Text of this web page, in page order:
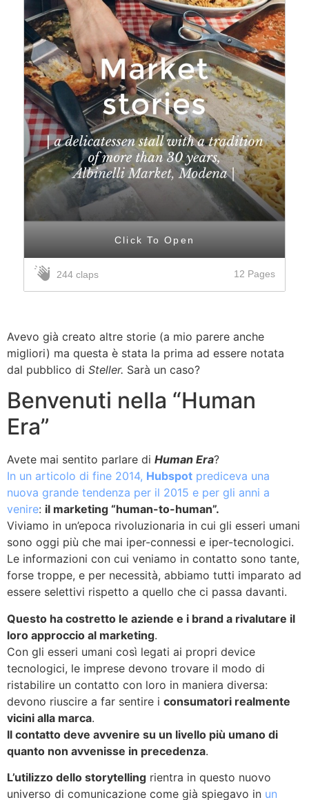
Click To Open
244 claps 12 Pages
Avevo già creato altre storie (a mio parere anche
migliori) ma questa è stata la prima ad essere notata
dal pubblico di Steller. Sarà un caso?
Benvenuti nella “Human
Era”
Avete mai sentito parlare di Human Era?
In un articolo di fine 2014, Hubspot prediceva una
nuova grande tendenza per il 2015 e per gli anni a
venire: il marketing “human-to-human”.
Viviamo in un’epoca rivoluzionaria in cui gli esseri umani
sono oggi più che mai iper-connessi e iper-tecnologici.
Le informazioni con cui veniamo in contatto sono tante,
forse troppe, e per necessità, abbiamo tutti imparato ad
essere selettivi rispetto a quello che ci passa davanti.
Questo ha costretto le aziende e i brand a rivalutare il
loro approccio al marketing.
Con gli esseri umani così legati ai propri device
tecnologici, le imprese devono trovare il modo di
ristabilire un contatto con loro in maniera diversa:
devono riuscire a far sentire i consumatori realmente
vicini alla marca.
Il contatto deve avvenire su un livello più umano di
quanto non avvenisse in precedenza.
L’utilizzo dello storytelling rientra in questo nuovo
universo di comunicazione come già spiegavo in un